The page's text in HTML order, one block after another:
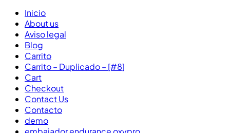
Inicio
About us
Aviso legal
Blog
Carrito
Carrito – Duplicado – [#8]
Cart
Checkout
Contact Us
Contacto
demo